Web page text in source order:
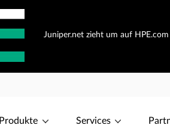
Juniper.net zieht um auf
Produkte Services